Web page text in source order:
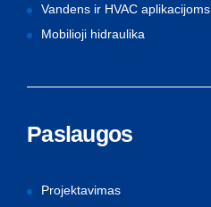
Vandens ir HVAC aplikacijoms
Mobilioji hidraulika
Paslaugos
Projektavimas